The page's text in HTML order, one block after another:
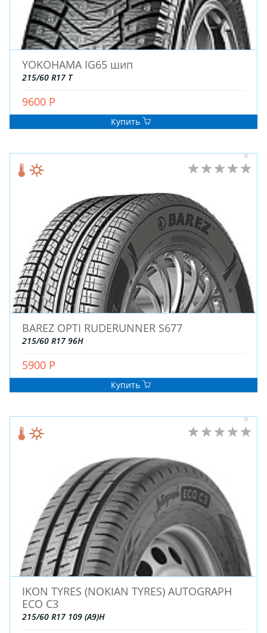
ЛЕТНИЕ
ВСЕСЕЗОННЫЕ
ЛИТЫЕ
ШТАМПОВАНЫЕ
ДЛЯ ГРУЗОВЫХ АВТО
ДЛЯ ГРУЗОВЫХ АВТО
ДЛЯ ЛЕГКОВЫХ АВТО
ШИНЫ
ДИСКИ
YOKOHAMA IG65 шип
215/60 R17 T
9600 Р
Купить
BAREZ OPTI RUDERUNNER S677
215/60 R17 96H
5900 Р
Купить
IKON TYRES (NOKIAN TYRES) AUTOGRAPH
ECO C3
215/60 R17 109 (A9)H